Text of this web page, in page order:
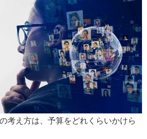
考え方は、予算をどれくらいかけら